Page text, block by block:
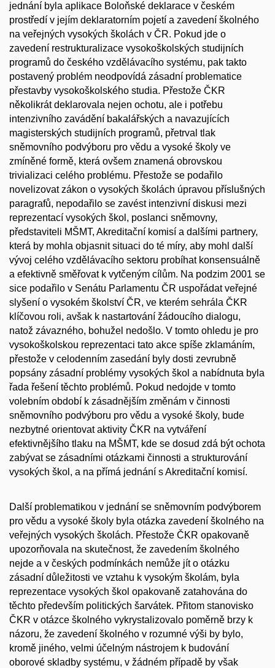
jednání byla aplikace Boloňské deklarace v českém
prostředí v jejím deklaratorním pojetí a zavedení školného
na veřejných vysokých školách v ČR. Pokud jde o
zavedení restrukturalizace vysokoškolských studijních
programů do českého vzdělávacího systému, pak takto
postavený problém neodpovídá zásadní problematice
přestavby vysokoškolského studia. Přestože ČKR
několikrát deklarovala nejen ochotu, ale i potřebu
intenzivního zavádění bakalářských a navazujících
magisterských studijních programů, přetrval tlak
sněmovního podvýboru pro vědu a vysoké školy ve
zmíněné formě, která ovšem znamená obrovskou
trivializaci celého problému. Přestože se podařilo
novelizovat zákon o vysokých školách úpravou příslušných
paragrafů, nepodařilo se zavést intenzivní diskusi mezi
reprezentací vysokých škol, poslanci sněmovny,
představiteli MŠMT, Akreditační komisí a dalšími partnery,
která by mohla objasnit situaci do té míry, aby mohl další
vývoj celého vzdělávacího sektoru probíhat konsensuálně
a efektivně směřovat k vytčeným cílům. Na podzim 2001 se
sice podařilo v Senátu Parlamentu ČR uspořádat veřejné
slyšení o vysokém školství ČR, ve kterém sehrála ČKR
klíčovou roli, avšak k nastartování žádoucího dialogu,
natož závazného, bohužel nedošlo. V tomto ohledu je pro
vysokoškolskou reprezentaci tato akce spíše zklamáním,
přestože v celodenním zasedání byly dosti zevrubně
popsány zásadní problémy vysokých škol a nabídnuta byla
řada řešení těchto problémů. Pokud nedojde v tomto
volebním období k zásadnějším změnám v činnosti
sněmovního podvýboru pro vědu a vysoké školy, bude
nezbytné orientovat aktivity ČKR na vytváření
efektivnějšího tlaku na MŠMT, kde se dosud zdá být ochota
zabývat se zásadními otázkami činnosti a strukturování
vysokých škol, a na přímá jednání s Akreditační komisí.
Další problematikou v jednání se sněmovním podvýborem
pro vědu a vysoké školy byla otázka zavedení školného na
veřejných vysokých školách. Přestože ČKR opakovaně
upozorňovala na skutečnost, že zavedením školného
nejde a v českých podmínkách nemůže jít o otázku
zásadní důležitosti ve vztahu k vysokým školám, byla
reprezentace vysokých škol opakovaně zatahována do
těchto především politických šarvátek. Přitom stanovisko
ČKR v otázce školného vykrystalizovalo poměrně brzy k
názoru, že zavedení školného v rozumné výši by bylo,
kromě jiného, velmi účelným nástrojem k budování
oborové skladby systému, v žádném případě by však